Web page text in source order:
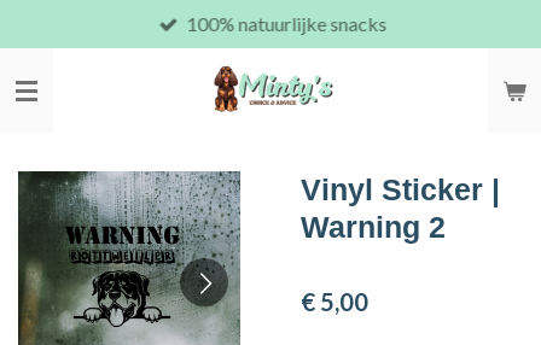
direct
naar
100% natuurlijke snacks
Vinyl Sticker |
Warning 2
€ 5,00